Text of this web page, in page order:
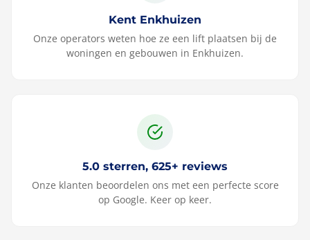
Kent Enkhuizen
Onze operators weten hoe ze een lift plaatsen bij de
woningen en gebouwen in Enkhuizen.
5.0 sterren, 625+ reviews
Onze klanten beoordelen ons met een perfecte score
op Google. Keer op keer.